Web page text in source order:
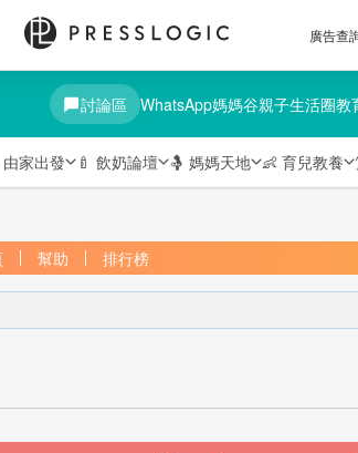
廣告查
討論區 WhatsApp媽媽谷親子生活圈教
由家出發 🍼 飲奶論壇 🤱 媽媽天地 👶 育兒教養
幫助 排行榜